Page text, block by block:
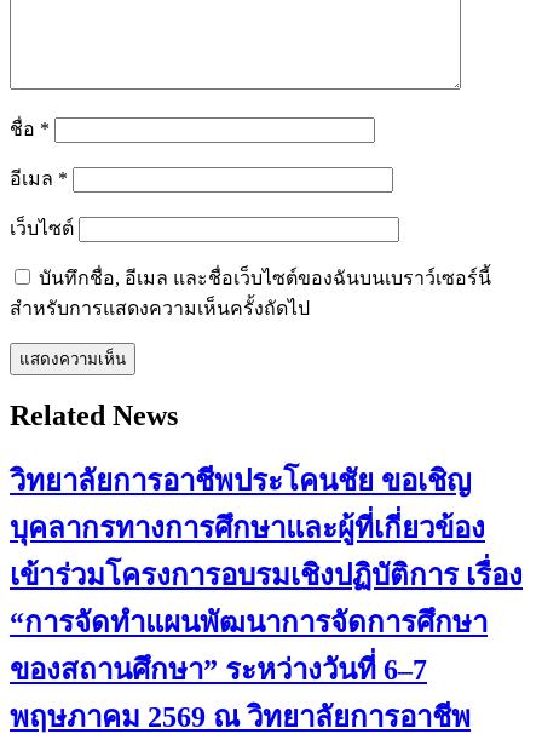
ชื่อ *
อีเมล *
เว็บไซต์
บันทึกชื่อ, อีเมล และชื่อเว็บไซต์ของฉันบนเบราว์เซอร์นี้
สำหรับการแสดงความเห็นครั้งถัดไป
Related News
วิทยาลัยการอาชีพประโคนชัย ขอเชิญ
บุคลากรทางการศึกษาและผู้ที่เกี่ยวข้อง
เข้าร่วมโครงการอบรมเชิงปฏิบัติการ เรื่อง
“การจัดทำแผนพัฒนาการจัดการศึกษา
ของสถานศึกษา” ระหว่างวันที่ 6–7
พฤษภาคม 2569 ณ วิทยาลัยการอาชีพ